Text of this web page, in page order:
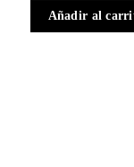
Añadir al